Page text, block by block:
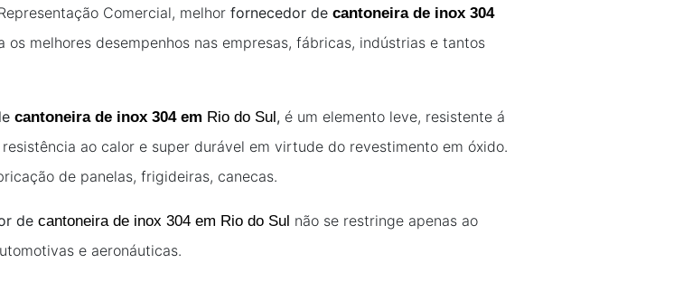
Comercial, melhor fornecedor de cantoneira de inox 304
os melhores desempenhos nas empresas, fábricas, indústrias e tantos
cantoneira de inox 304 em Rio do Sul, é um elemento leve, resistente á
ao calor e super durável em virtude do revestimento em óxido.
de panelas, frigideiras, canecas.
de cantoneira de inox 304 em Rio do Sul não se restringe apenas ao
e aeronáuticas.